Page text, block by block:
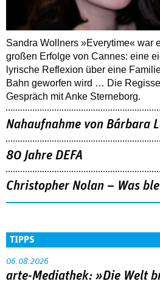
Sandra Wollners »Everytime« war
großen Erfolge von Cannes: eine
lyrische Reflexion über eine
Bahn geworfen wird … Die
Gespräch mit Anke Sterneborg.
Nahaufnahme von Bárbara
80 Jahre DEFA
Christopher Nolan – Was
TIPPS
06.08.2026
arte-Mediathek: »Die Welt